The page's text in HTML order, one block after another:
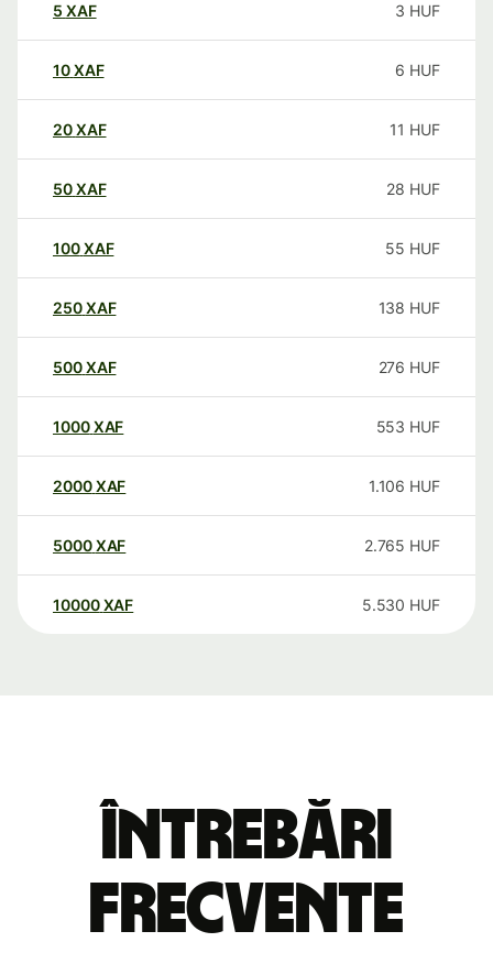
5 XAF 3 HUF
10XAF 6 HUF
20XAF 11 HUF
50XAF 28 HUF
100XAF 55 HUF
250XAF 138 HUF
500XAF 276 HUF
1000XAF 553 HUF
2000XAF 1.106 HUF
5000XAF 2.765 HUF
10000 XAF 5.530 HUF
Întrebări
frecvente